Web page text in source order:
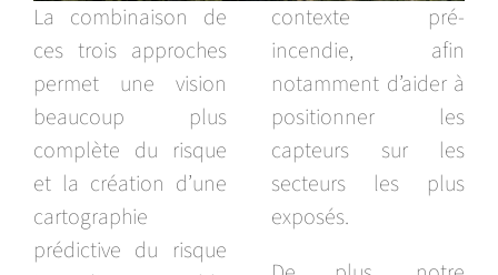
La combinaison de
ces trois approches
permet une vision
beaucoup plus
complète du risque
et la création d’une
cartographie
prédictive du risque
contexte pré-
incendie, afin
notamment d’aider à
positionner les
capteurs sur les
secteurs les plus
exposés.